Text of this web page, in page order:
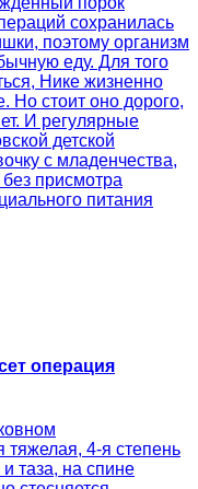
сохранилась
поэтому организм
еду. Для того
Нике жизненно
Но стоит оно дорого,
И регулярные
детской
с младенчества,
присмотра
питания
операция
тяжелая, 4-я степень
таза, на спине